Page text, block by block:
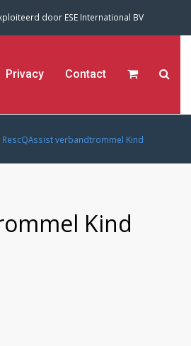
door ESE International BV
Privacy Contact
RescQAssist verbandtrommel Kind
Kind